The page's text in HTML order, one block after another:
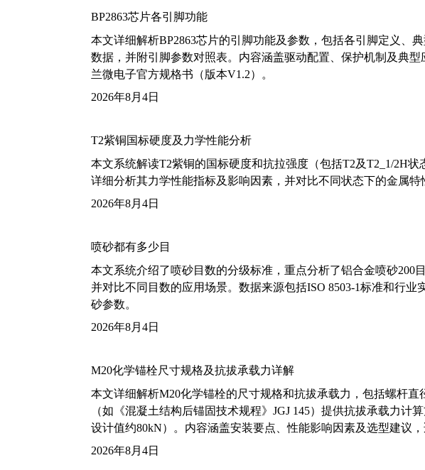
BP2863芯片各引脚功能
本文详细解析BP2863芯片的引脚功能及参数，包括各引脚定义、
数据，并附引脚参数对照表。内容涵盖驱动配置、保护机制及典
兰微电子官方规格书（版本V1.2）。
2026年8月4日
T2紫铜国标硬度及力学性能分析
本文系统解读T2紫铜的国标硬度和抗拉强度（包括T2及T2_1/2H状
详细分析其力学性能指标及影响因素，并对比不同状态下的金属特
2026年8月4日
喷砂都有多少目
本文系统介绍了喷砂目数的分级标准，重点分析了铝合金喷砂200
并对比不同目数的应用场景。数据来源包括ISO 8503-1标准和行
砂参数。
2026年8月4日
M20化学锚栓尺寸规格及抗拔承载力详解
本文详细解析M20化学锚栓的尺寸规格和抗拔承载力，包括螺杆
（如《混凝土结构后锚固技术规程》JGJ 145）提供抗拔承载力计
设计值约80kN）。内容涵盖安装要点、性能影响因素及选型建议，
2026年8月4日